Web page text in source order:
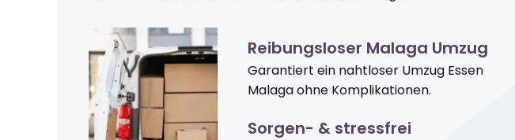
Reibungsloser Malaga Umzug
Garantiert ein nahtloser Umzug Essen
Malaga ohne Komplikationen.
Sorgen- & stressfrei